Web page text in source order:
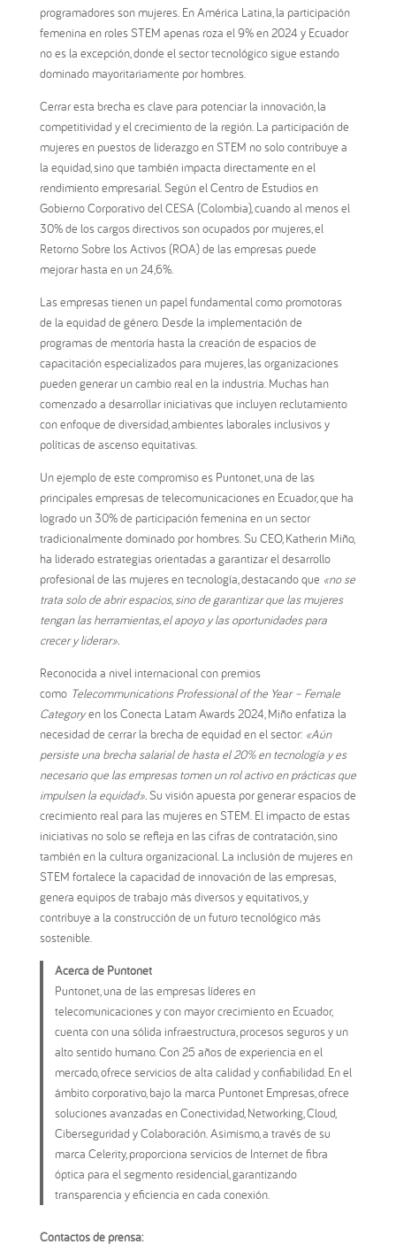
programadores son mujeres. En América Latina, la participación
femenina en roles STEM apenas roza el 9% en 2024 y Ecuador
no es la excepción, donde el sector tecnológico sigue estando
dominado mayoritariamente por hombres.
Cerrar esta brecha es clave para potenciar la innovación, la
competitividad y el crecimiento de la región. La participación de
mujeres en puestos de liderazgo en STEM no solo contribuye a
la equidad, sino que también impacta directamente en el
rendimiento empresarial. Según el Centro de Estudios en
Gobierno Corporativo del CESA (Colombia), cuando al menos el
30% de los cargos directivos son ocupados por mujeres, el
Retorno Sobre los Activos (ROA) de las empresas puede
mejorar hasta en un 24,6%.
Las empresas tienen un papel fundamental como promotoras
de la equidad de género. Desde la implementación de
programas de mentoría hasta la creación de espacios de
capacitación especializados para mujeres, las organizaciones
pueden generar un cambio real en la industria. Muchas han
comenzado a desarrollar iniciativas que incluyen reclutamiento
con enfoque de diversidad, ambientes laborales inclusivos y
políticas de ascenso equitativas.
Un ejemplo de este compromiso es Puntonet, una de las
principales empresas de telecomunicaciones en Ecuador, que ha
logrado un 30% de participación femenina en un sector
tradicionalmente dominado por hombres. Su CEO, Katherin Miño,
ha liderado estrategias orientadas a garantizar el desarrollo
profesional de las mujeres en tecnología, destacando que «no se
trata solo de abrir espacios, sino de garantizar que las mujeres
tengan las herramientas, el apoyo y las oportunidades para
crecer y liderar».
Reconocida a nivel internacional con premios
como Telecommunications Professional of the Year – Female
Categoryen los Conecta Latam Awards 2024, Miño enfatiza la
necesidad de cerrar la brecha de equidad en el sector:«Aún
persiste una brecha salarial de hasta el 20% en tecnología y es
necesario que las empresas tomen un rol activo en prácticas que
impulsen la equidad».Su visión apuesta por generar espacios de
crecimiento real para las mujeres en STEM. El impacto de estas
iniciativas no solo se refleja en las cifras de contratación, sino
también en la cultura organizacional. La inclusión de mujeres en
STEM fortalece la capacidad de innovación de las empresas,
genera equipos de trabajo más diversos y equitativos, y
contribuye a la construcción de un futuro tecnológico más
sostenible.
Acerca de Puntonet
Puntonet, una de las empresas líderes en
telecomunicaciones y con mayor crecimiento en Ecuador,
cuenta con una sólida infraestructura, procesos seguros y un
alto sentido humano. Con 25 años de experiencia en el
mercado, ofrece servicios de alta calidad y confiabilidad. En el
ámbito corporativo, bajo la marca Puntonet Empresas, ofrece
soluciones avanzadas en Conectividad, Networking, Cloud,
Ciberseguridad y Colaboración. Asimismo, a través de su
marca Celerity, proporciona servicios de Internet de fibra
óptica para el segmento residencial, garantizando
transparencia y eficiencia en cada conexión.
Contactos de prensa: